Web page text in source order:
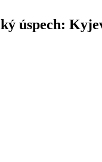
úspech: